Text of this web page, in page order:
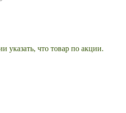
указать, что товар по акции.